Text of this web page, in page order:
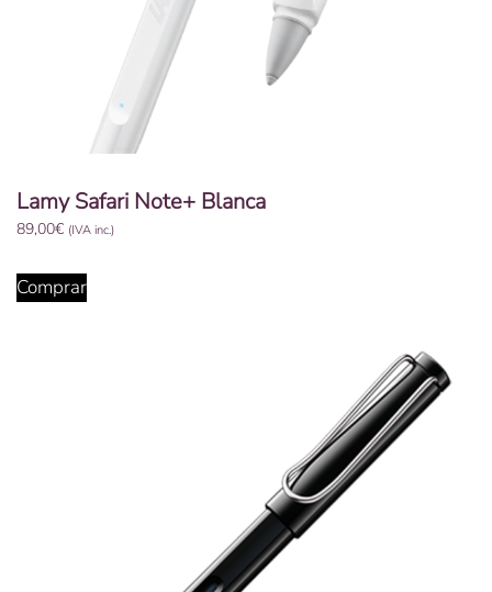
Lamy Safari Note+ Blanca
89,00€ (IVA inc.)
Comprar